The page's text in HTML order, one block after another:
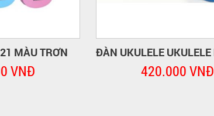
MÀU TRƠN
VNĐ 420.000 VNĐ